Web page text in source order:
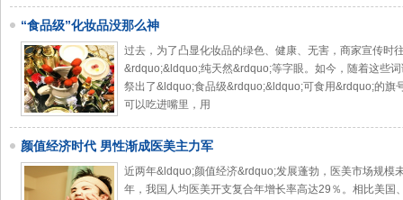
“食品级”化妆品没那么神
过去，为了凸显化妆品的绿色、健康、无害，商家宣传时
&rdquo;&ldquo;纯天然&rdquo;等字眼。如今，随着这些
祭出了&ldquo;食品级&rdquo;&ldquo;可食用&rdquo;的旗
可以吃进嘴里，用
颜值经济时代 男性渐成医美主力军
近两年&ldquo;颜值经济&rdquo;发展蓬勃，医美市场规模
年，我国人均医美开支复合年增长率高达29％。相比美国